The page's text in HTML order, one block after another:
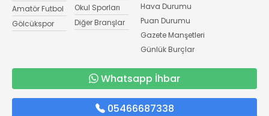
Amatör Futbol
Gölcükspor
Okul Sporları
Diğer Branşlar
Hava Durumu
Puan Durumu
Gazete Manşetleri
Günlük Burçlar
Whatsapp İhbar
05466687338